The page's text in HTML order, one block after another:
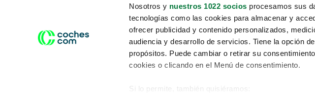
Nosotros y nuestros 1022 socios procesamos sus
tecnologías como las cookies para almacenar y
ofrecer publicidad y contenido personalizados,
audiencia y desarrollo de servicios. Tiene la opción
propósitos. Puede cambiar o retirar su
cookies o clicando en el Menú de consentimiento.
Si lo permite, también quisiéramos:
Conduce tu futuro,
desata tu movilidad